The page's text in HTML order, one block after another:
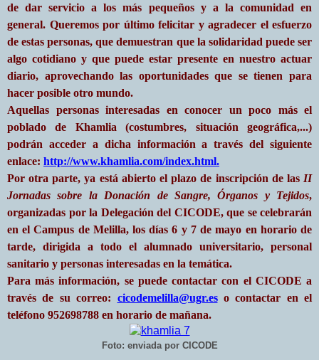
de dar servicio a los más pequeños y a la comunidad en
general. Queremos por último felicitar y agradecer el esfuerzo
de estas personas, que demuestran que la solidaridad puede ser
algo cotidiano y que puede estar presente en nuestro actuar
diario, aprovechando las oportunidades que se tienen para
hacer posible otro mundo.
Aquellas personas interesadas en conocer un poco más el
poblado de Khamlia (costumbres, situación geográfica,...)
podrán acceder a dicha información a través del siguiente
enlace: http://www.khamlia.com/index.html.
Por otra parte, ya está abierto el plazo de inscripción de las II
Jornadas sobre la Donación de Sangre, Órganos y Tejidos,
organizadas por la Delegación del CICODE, que se celebrarán
en el Campus de Melilla, los días 6 y 7 de mayo en horario de
tarde, dirigida a todo el alumnado universitario, personal
sanitario y personas interesadas en la temática.
Para más información, se puede contactar con el CICODE a
través de su correo: cicodemelilla@ugr.eso contactar en el
teléfono 952698788 en horario de mañana.
Foto: enviada por CICODE